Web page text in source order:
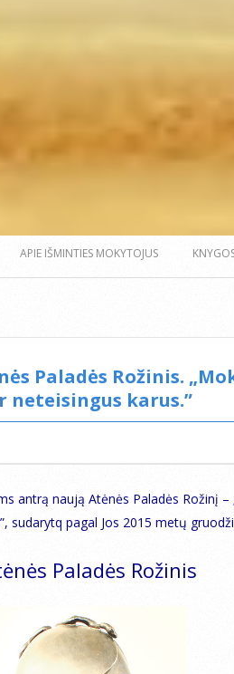
APIE IŠMINTIES MOKYTOJUS
Paladės Rožinis.
neteisingus karus.”
antrą naują Atėnės Paladės Rožinį –
sudarytq pagal Jos 2015 metų
Paladės Rožinis